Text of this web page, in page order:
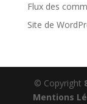
Flux des
Site de
© Copyright
Mentions